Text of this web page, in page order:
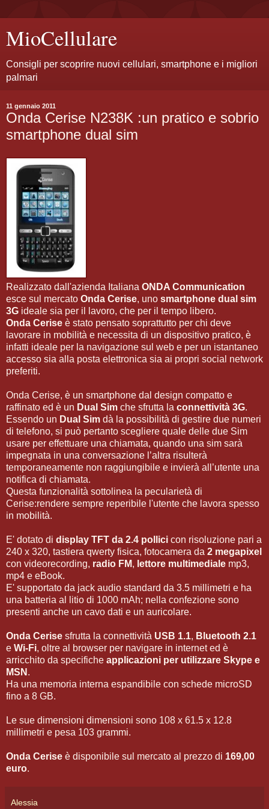
MioCellulare
Consigli per scoprire nuovi cellulari, smartphone e i migliori
palmari
11 gennaio 2011
Onda Cerise N238K :un pratico e sobrio
smartphone dual sim
Realizzato dall'azienda Italiana ONDA Communication
esce sul mercato Onda Cerise, uno smartphone dual sim
3G ideale sia per il lavoro, che per il tempo libero.
Onda Cerise è stato pensato soprattutto per chi deve
lavorare in mobilità e necessita di un dispositivo pratico, è
infatti ideale per la navigazione sul web e per un istantaneo
accesso sia alla posta elettronica sia ai propri social network
preferiti.
Onda Cerise, è un smartphone dal design compatto e
raffinato ed è un Dual Sim che sfrutta la connettività 3G.
Essendo un Dual Sim dà la possibilità di gestire due numeri
di telefono, si può pertanto scegliere quale delle due Sim
usare per effettuare una chiamata, quando una sim sarà
impegnata in una conversazione l’altra risulterà
temporaneamente non raggiungibile e invierà all’utente una
notifica di chiamata.
Questa funzionalità sottolinea la pecularietà di
Cerise:rendere sempre reperibile l'utente che lavora spesso
in mobilità.
E' dotato di display TFT da 2.4 pollici con risoluzione pari a
240 x 320, tastiera qwerty fisica, fotocamera da 2 megapixel
con videorecording, radio FM, lettore multimediale mp3,
mp4 e eBook.
E' supportato da jack audio standard da 3.5 millimetri e ha
una batteria al litio di 1000 mAh; nella confezione sono
presenti anche un cavo dati e un auricolare.
Onda Cerise sfrutta la connettività USB 1.1, Bluetooth 2.1
e Wi-Fi, oltre al browser per navigare in internet ed è
arricchito da specifiche applicazioni per utilizzare Skype e
MSN .
Ha una memoria interna espandibile con schede microSD
fino a 8 GB.
Le sue dimensioni dimensioni sono 108 x 61.5 x 12.8
millimetri e pesa 103 grammi.
Onda Cerise è disponibile sul mercato al prezzo di 169,00
euro.
Alessia